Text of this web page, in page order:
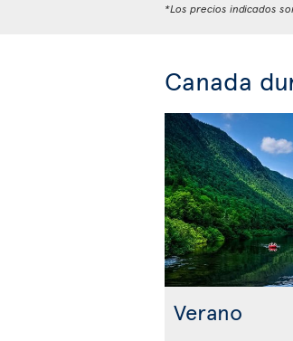
*Los precios indicados
Canada
Verano